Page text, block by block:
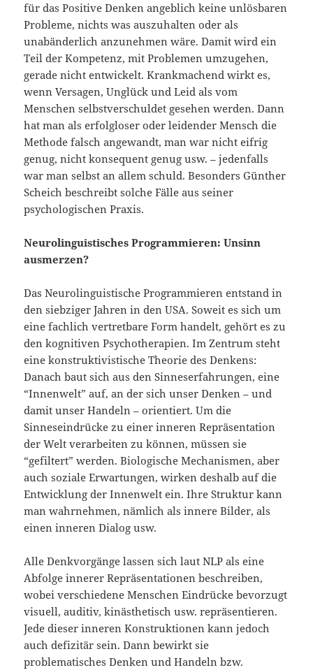
für das Positive Denken angeblich keine unlösbaren
Probleme, nichts was auszuhalten oder als
unabänderlich anzunehmen wäre. Damit wird ein
Teil der Kompetenz, mit Problemen umzugehen,
gerade nicht entwickelt. Krankmachend wirkt es,
wenn Versagen, Unglück und Leid als vom
Menschen selbstverschuldet gesehen werden. Dann
hat man als erfolgloser oder leidender Mensch die
Methode falsch angewandt, man war nicht eifrig
genug, nicht konsequent genug usw. – jedenfalls
war man selbst an allem schuld. Besonders Günther
Scheich beschreibt solche Fälle aus seiner
psychologischen Praxis.
Neurolinguistisches Programmieren: Unsinn
ausmerzen?
Das Neurolinguistische Programmieren entstand in
den siebziger Jahren in den USA. Soweit es sich um
eine fachlich vertretbare Form handelt, gehört es zu
den kognitiven Psychotherapien. Im Zentrum steht
eine konstruktivistische Theorie des Denkens:
Danach baut sich aus den Sinneserfahrungen, eine
“Innenwelt” auf, an der sich unser Denken – und
damit unser Handeln – orientiert. Um die
Sinneseindrücke zu einer inneren Repräsentation
der Welt verarbeiten zu können, müssen sie
“gefiltert” werden. Biologische Mechanismen, aber
auch soziale Erwartungen, wirken deshalb auf die
Entwicklung der Innenwelt ein. Ihre Struktur kann
man wahrnehmen, nämlich als innere Bilder, als
einen inneren Dialog usw.
Alle Denkvorgänge lassen sich laut NLP als eine
Abfolge innerer Repräsentationen beschreiben,
wobei verschiedene Menschen Eindrücke bevorzugt
visuell, auditiv, kinästhetisch usw. repräsentieren.
Jede dieser inneren Konstruktionen kann jedoch
auch defizitär sein. Dann bewirkt sie
problematisches Denken und Handeln bzw.